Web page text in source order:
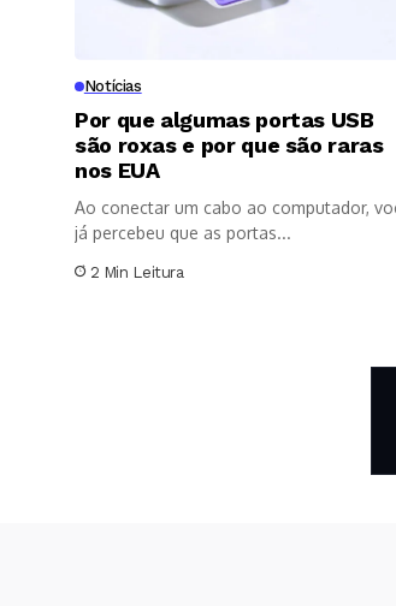
Notícias
Por que algumas portas USB
são roxas e por que são raras
nos EUA
Ao conectar um cabo ao computador,
já percebeu que as portas...
2 Min Leitura